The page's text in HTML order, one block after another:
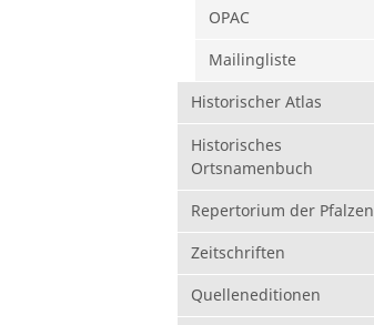
OPAC
Mailingliste
Historischer Atlas
Historisches
Ortsnamenbuch
Repertorium der Pfalzen
Zeitschriften
Quelleneditionen